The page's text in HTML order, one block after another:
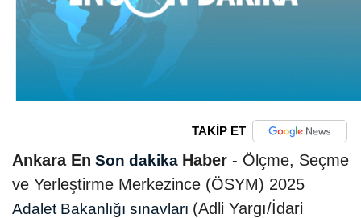
TAKİP ET
Ankara En Son dakika Haber - Ölçme, Seçme
ve Yerleştirme Merkezince (ÖSYM) 2025
Adalet Bakanlığı sınavları (Adli Yargı/İdari